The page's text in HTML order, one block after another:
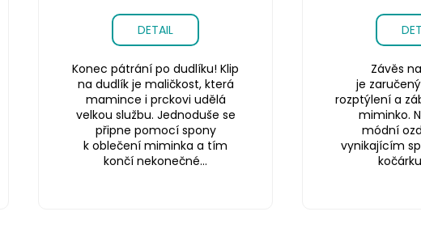
DETAIL
Konec pátrání po dudlíku! Klip
na dudlík je maličkost, která
mamince i prckovi udělá
velkou službu. Jednoduše se
připne pomocí spony
k oblečení miminka a tím
končí nekonečné...
Závěs
je
rozptýlení a
miminko.
módní
vynikajícím